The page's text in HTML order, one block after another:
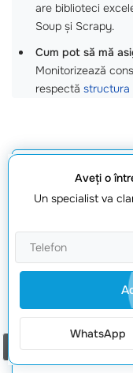
are biblioteci
Soup și Scrapy.
Cum pot să mă
Monitorizează
respectă structura
Aveţi o
Un specialist va
WhatsApp
Comanda un apel